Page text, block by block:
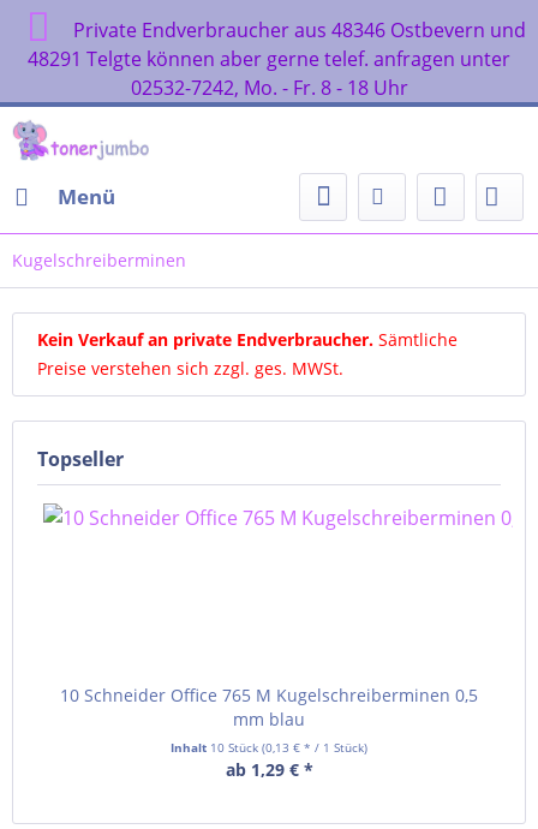
Private Endverbraucher aus 48346
48291 Telgte können aber gerne telef. anfragen
02532-7242, Mo. - Fr. 8 - 18 Uhr
Menü
Kugelschreiberminen
Kein Verkauf an private Endverbraucher. Sämtliche
Preise verstehen sich zzgl. ges. MWSt.
Topseller
10 Schneider Office 765 M Kugelschreiberminen 0,5
mm blau
Inhalt 10 Stück (0,13 € * / 1 Stück)
ab 1,29 € *